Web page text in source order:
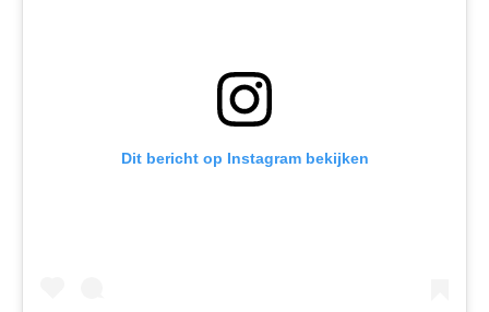
Dit bericht op Instagram bekijken